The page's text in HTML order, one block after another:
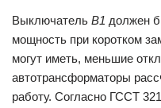
Выключатель В1 должен
мощность при коротком
могут иметь, меньшие
автотрансформаторы
работу. Согласно ГССТ